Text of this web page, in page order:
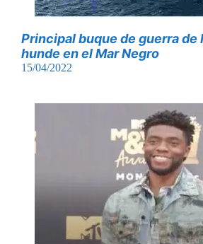
Principal buque de guerra de
hunde en el Mar Negro
15/04/2022